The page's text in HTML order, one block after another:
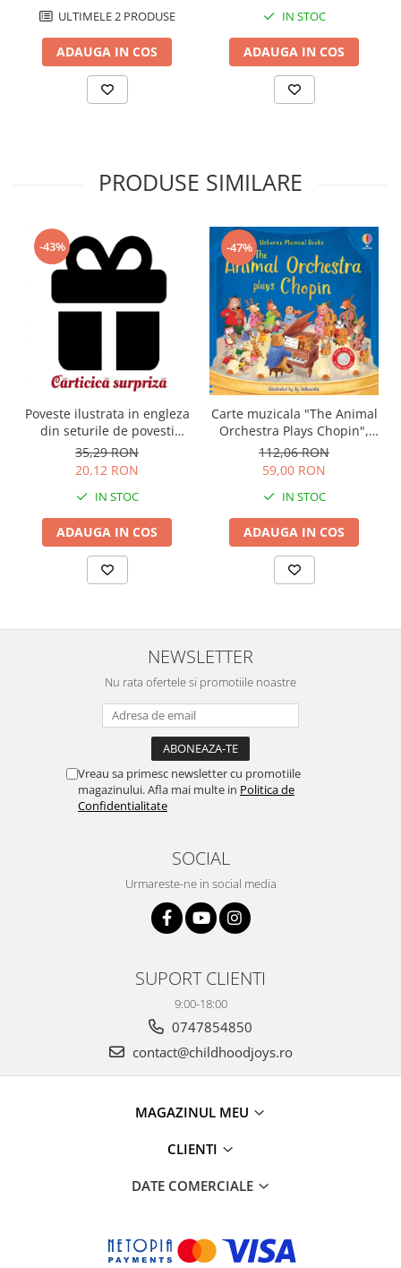
ULTIMELE 2 PRODUSE
ADAUGA IN COS
IN STOC
ADAUGA IN COS
PRODUSE SIMILARE
-43%
Poveste ilustrata in engleza
din seturile de povesti
Usborne
35,29 RON
20,12 RON
IN STOC
ADAUGA IN COS
-47%
Carte muzicala "The Animal
Orchestra Plays Chopin",
cartonata, Usborne
112,06 RON
59,00 RON
IN STOC
ADAUGA IN COS
NEWSLETTER
Nu rata ofertele si promotiile noastre
Vreau sa primesc newsletter cu promotiile
magazinului. Afla mai multe in Politica de
Confidentialitate
SOCIAL
Urmareste-ne in social media
SUPORT CLIENTI
9:00-18:00
0747854850
contact@childhoodjoys.ro
MAGAZINUL MEU
CLIENTI
DATE COMERCIALE